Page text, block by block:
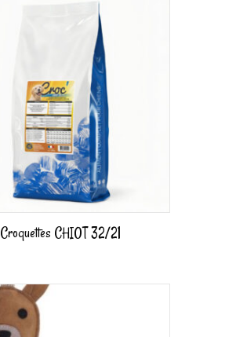
Croquettes CHIOT 32/21